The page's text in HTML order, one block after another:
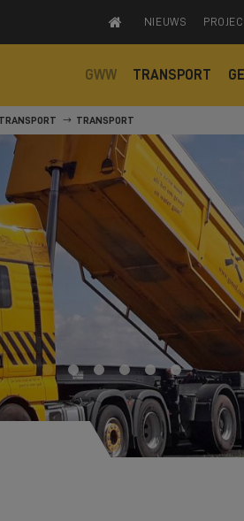
NIEUWS
GWW TRANSPORT
TRANSPORT TRANSPORT